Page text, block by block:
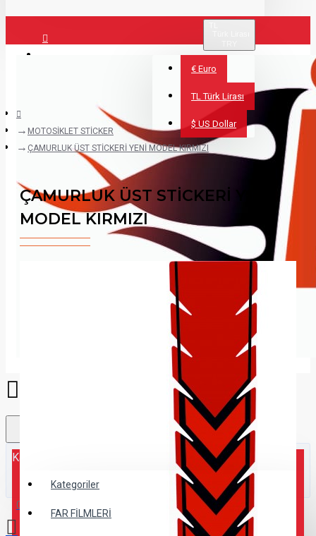
€ Euro
TL Türk Lirası
$ US Dollar
Kategoriler
Kategoriler
FAR FİLMLERİ
0 ürün - 0,00TL
MOTOSİKLET STİCKER
ÇAMURLUK ÜST STİCKERİ YENİ MODEL KIRMIZI
ÇAMURLUK ÜST STİCKERİ YENİ
MODEL KIRMIZI